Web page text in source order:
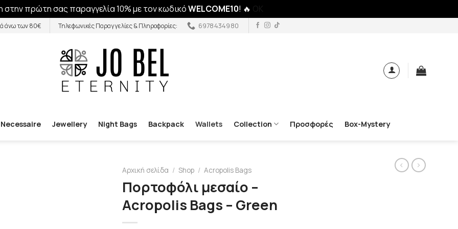
πρώτη σας παραγγελία 10% με τον κωδικόWELCOME10! 🔥 OK
άνω των 80€ Τηλεφωνικές Παραγγελίες & Πληροφορίες: 6978434980
Necessaire Jewellery Night Bags Backpack Wallets Collection Προσφορές Box-Mystery
Αρχική σελίδα / Shop / Acropolis Bags
Πορτοφόλι μεσαίο –
Acropolis Bags – Green